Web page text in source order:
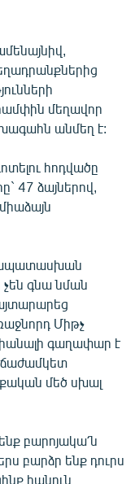
մեղավոր
անմեղ է:
հոդվածը
47 ձայներով,
չեն գնա նման
Միթչ
գաղափար է
մեծ սխալ
բարոյակա՛ն
բարձր ենք դուրս
հանուն